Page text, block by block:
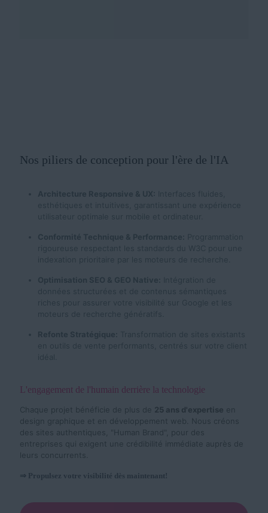
Nos piliers de conception pour l'ère de l'IA
L'engagement de l'humain derrière la technologie
Chaque projet bénéficie de plus de 25 ans d'expertise en
design graphique et en développement web. Nous créons
des sites authentiques, "Human Brand", pour des
entreprises qui exigent une crédibilité immédiate auprès de
leurs concurrents.
⇒ Propulsez votre visibilité dès maintenant!